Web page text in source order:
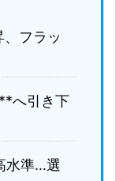
フラッ
へ引き下
水準…選